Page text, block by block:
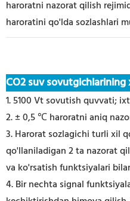
haroratni nazorat qilish
haroratini qo'lda sozlashlari
CO2 suv
1. 5100 Vt sovutish quvvati;
2. ± 0,5 ℃ haroratni aniq
3. Harorat sozlagichi turli xil
qo'llaniladigan 2 ta nazorat
va ko'rsatish funktsiyalari
4. Bir nechta signal